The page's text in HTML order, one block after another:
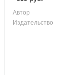
Автор
Издательство